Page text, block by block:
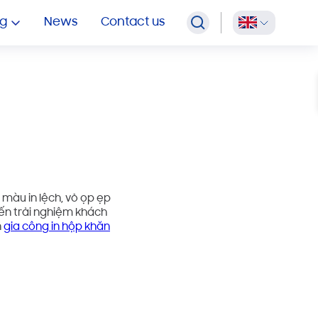
OEM TOILET PAPER
News Contact us
in lệch, vỏ ọp ẹp
trải nghiệm khách
gia công in hộp khăn